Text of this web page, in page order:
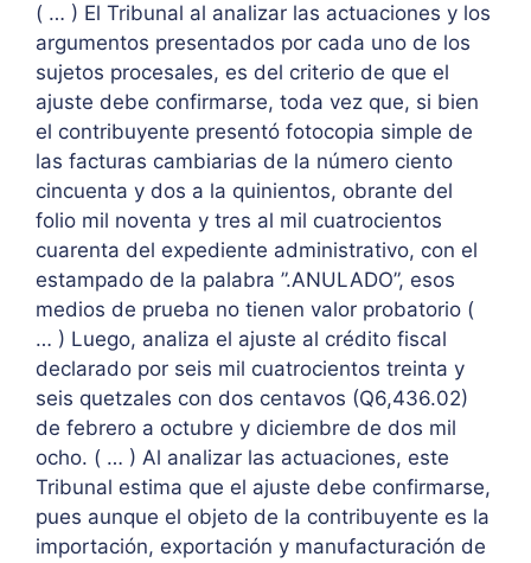
( … ) El Tribunal al analizar las actuaciones y los
argumentos presentados por cada uno de los
sujetos procesales, es del criterio de que el
ajuste debe confirmarse, toda vez que, si bien
el contribuyente presentó fotocopia simple de
las facturas cambiarias de la número ciento
cincuenta y dos a la quinientos, obrante del
folio mil noventa y tres al mil cuatrocientos
cuarenta del expediente administrativo, con el
estampado de la palabra ”.ANULADO”, esos
medios de prueba no tienen valor probatorio (
… ) Luego, analiza el ajuste al crédito fiscal
declarado por seis mil cuatrocientos treinta y
seis quetzales con dos centavos (Q6,436.02)
de febrero a octubre y diciembre de dos mil
ocho. ( … ) Al analizar las actuaciones, este
Tribunal estima que el ajuste debe confirmarse,
pues aunque el objeto de la contribuyente es la
importación, exportación y manufacturación de